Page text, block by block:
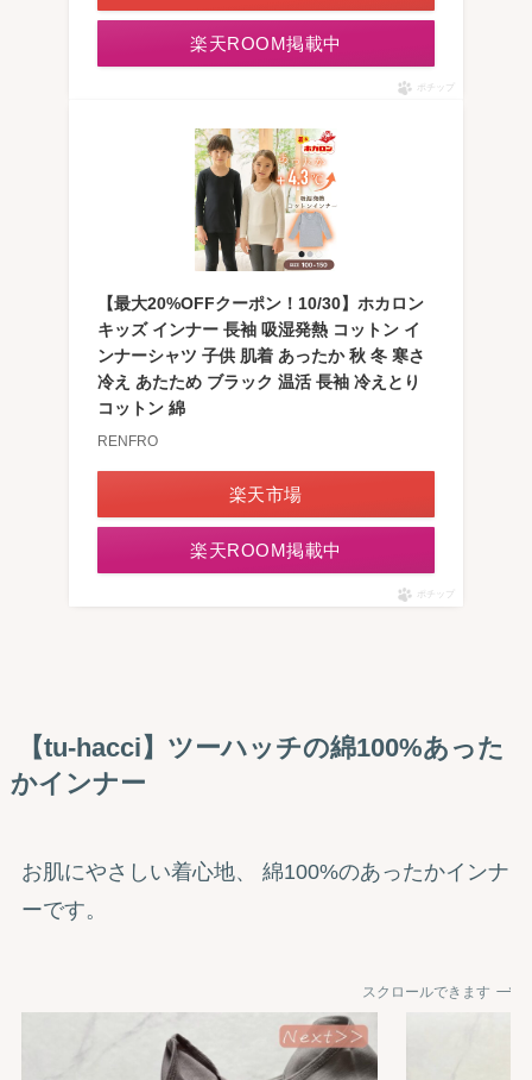
楽天ROOM掲載中
ポチップ
【最大20%OFFクーポン！10/30】ホカロン
キッズ インナー 長袖 吸湿発熱 コットン イ
ンナーシャツ 子供 肌着 あったか 秋 冬 寒さ
冷え あたため ブラック 温活 長袖 冷えとり
コットン 綿
RENFRO
楽天市場
楽天ROOM掲載中
ポチップ
【tu-hacci 】ツーハッチの綿100%あった
かインナー
お肌にやさしい着心地、 綿100%のあったかインナ
ーです。
スクロールできます